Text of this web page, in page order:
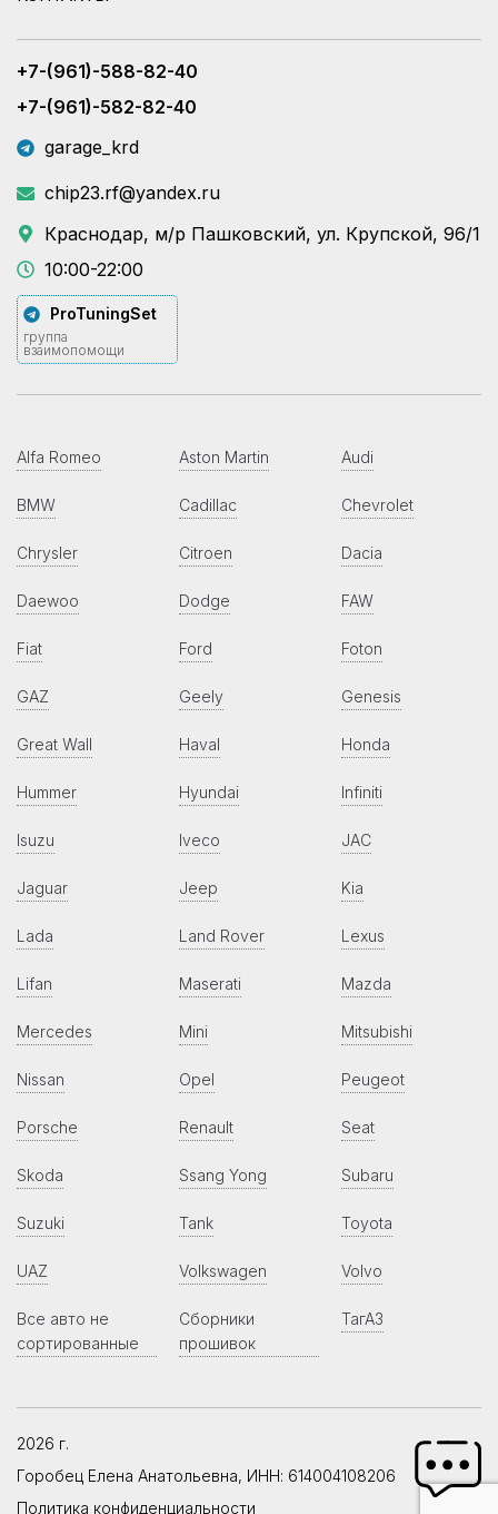
+7-(961)-588-82-40
+7-(961)-582-82-40
garage_krd
chip23.rf@yandex.ru
Краснодар, м/р Пашковский, ул. Крупской, 96/1
10:00-22:00
ProTuningSet
группа
взаимопомощи
Alfa Romeo Aston Martin Audi
BMW Cadillac Chevrolet
Chrysler Citroen Dacia
Daewoo Dodge FAW
Fiat Ford Foton
GAZ Geely Genesis
Great Wall Haval Honda
Hummer Hyundai Infiniti
Isuzu Iveco JAC
Jaguar Jeep Kia
Lada Land Rover Lexus
Lifan Maserati Mazda
Mercedes Mini Mitsubishi
Nissan Opel Peugeot
Porsche Renault Seat
Skoda Ssang Yong Subaru
Suzuki Tank Toyota
UAZ Volkswagen Volvo
Все авто не
сортированные
Сборники
прошивок
ТагАЗ
2026 г.
Горобец Елена Анатольевна, ИНН: 614004108206
Политика конфиденциальности